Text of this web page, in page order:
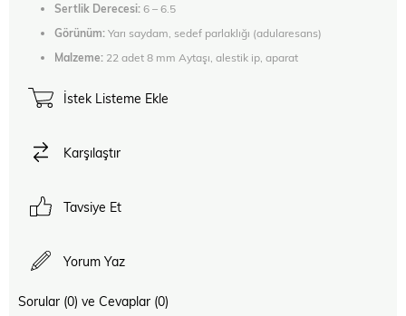
Sertlik Derecesi:6 – 6.5
Görünüm:Yarı saydam, sedef parlaklığı (adularesans)
Malzeme: 22 adet 8 mm Aytaşı, alestik ip, aparat
İstek Listeme Ekle
Karşılaştır
Tavsiye Et
Yorum Yaz
Sorular (0) ve Cevaplar (0)